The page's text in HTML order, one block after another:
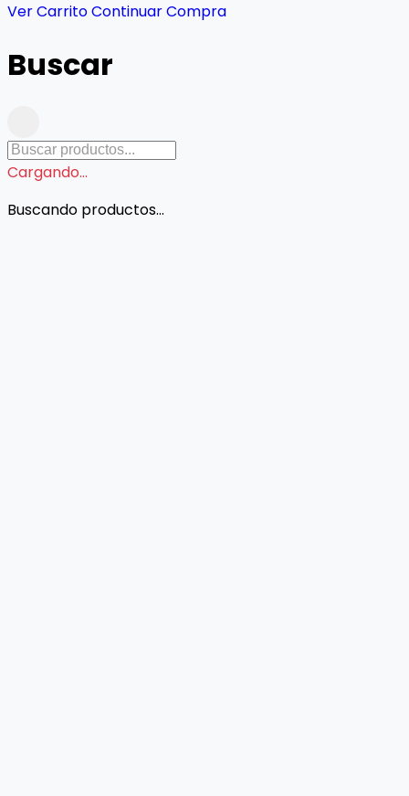
Ver CarritoContinuar Compra
Buscar
Cargando...
Buscando productos...